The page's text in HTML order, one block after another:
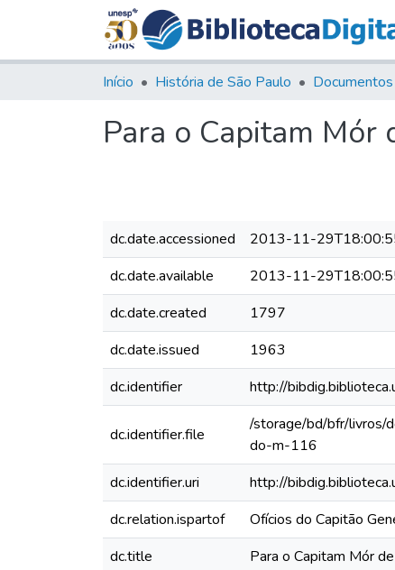
Início História de São Paulo
Para o Capitam Mór
dc.date.accessioned
2013-11-
dc.date.available
2013-11-
dc.date.created
1797
dc.date.issued
1963
dc.identifier
http://
dc.identifier.file
/storage/bd/bfr/livros/
do-m-116
dc.identifier.uri
http://
dc.relation.ispartof
Ofícios do Capitão
dc.title
Para o Capitam Mór